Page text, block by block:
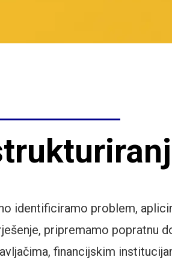
identificiramo problem,
pripremamo popratnu
financijskim